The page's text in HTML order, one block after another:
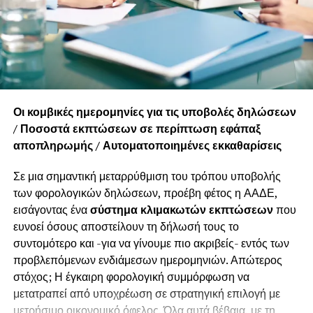
έχει διευκρινίσει ότι η έκπτωση 4% παρέχεται
και
όταν η δήλωση οριστικοποιηθεί αυτόματα, αρκεί
ο φόρος να καταβληθεί εφάπαξ μέχρι το τέλος
Ιουλίου. Έχει επίσης διευκρινιστεί ότι σε
περίπτωση εμπρόθεσμης τροποποιητικής από
την οποία
προκύπτει επιπλέον ποσό φόρου, το αρχικό
ποσό διατηρεί το ποσοστό έκπτωσης της
ενώ το επιπλέον ποσό ακολουθεί το ποσοστό
που αντιστοιχεί στον χρόνο της τροποποιητικής.
Παναγιώτης Τσένος
Φοροτεχνικός σύμβουλος επιχειρήσεων
RELATED TOPICS: FEATURED
Οι κομβικές ημερομηνίες για τις υποβολές δηλώσεων
/ Ποσοστά εκπτώσεων σε περίπτωση εφάπαξ
αποπληρωμής / Αυτοματοποιημένες εκκαθαρίσεις
Σε μια σημαντική μεταρρύθμιση του τρόπου υποβολής
των φορολογικών δηλώσεων, προέβη φέτος η ΑΑΔΕ,
εισάγοντας ένασύστημα κλιμακωτών εκπτώσεωνπου
ευνοεί όσους αποστείλουν τη δήλωσή τους το
συντομότερο και -για να γίνουμε πιο ακριβείς- εντός των
προβλεπόμενων ενδιάμεσων ημερομηνιών. Απώτερος
στόχος; Η έγκαιρη φορολογική συμμόρφωση να
μετατραπεί από υποχρέωση σε στρατηγική επιλογή με